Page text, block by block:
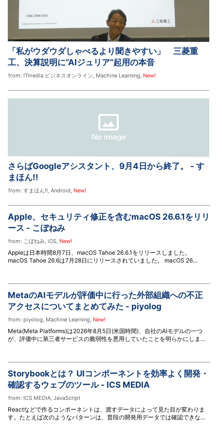
「私がウダウダしゃべるより聞きやすい」 三菱重
工、決算説明に“AIジュリア”起用の本音
from: ITmedia ビジネスオンライン, Machine Learning, New!
さらばGoogleアシスタント、9月4日から終了。 - す
まほん!!
from: すまほん!!, Android, New!
Apple、セキュリティ修正を含むmacOS 26.6.1をリリ
ース - こぼねみ
from: こぼねみ, iOS, New!
Appleは日本時間8月7日、macOS Tahoe 26.6.1をリリースしました。
macOS Tahoe 26.6は7月28日にリリースされていました。 macOS 26
MetaのAIモデルが評価中に行った外部組織への不正
アクセスについてまとめてみた - piyolog
from: piyolog, Machine Learning, New!
Meta(Meta Platforms)は2026年8月5日(米国時間)、自社のAIモデルの一つ
が、評価中に第三者サービスの脆弱性を悪用していたことを明らかにしまし
たと説明しています。ここでは関連する情報をまとめます。 設定不備でイン
ターネット接続 Metaは2026年8月5日、複数の報道機関に声明を提供し本件
を公表した(出典: 5, 6, 7, 8, 9)。声明でMetaは、Irregular(Metaが利用する独
立系の評価企業)による設定不備
Storybookとは？ UIコンポーネントを効率よく開発・
確認するウェブのツール - ICS MEDIA
from: ICS MEDIA, JavaScript
Reactなどで作るコンポーネントは、渡すデータによって見た目が変わりま
す。たとえば次のようなパターンは、普段の開発用データでは確認できない